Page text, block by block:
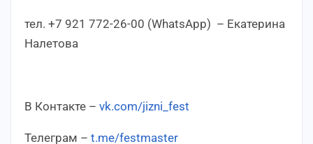
тел. +7 921 772-26-00 (WhatsApp) – Екатерина
Налетова
В Контакте – vk.com/jizni_fest
Телеграм – t.me/festmaster